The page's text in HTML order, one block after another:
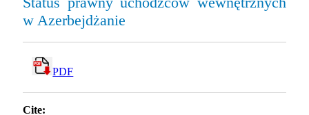
w Azerbejdżanie
PDF
Cite: